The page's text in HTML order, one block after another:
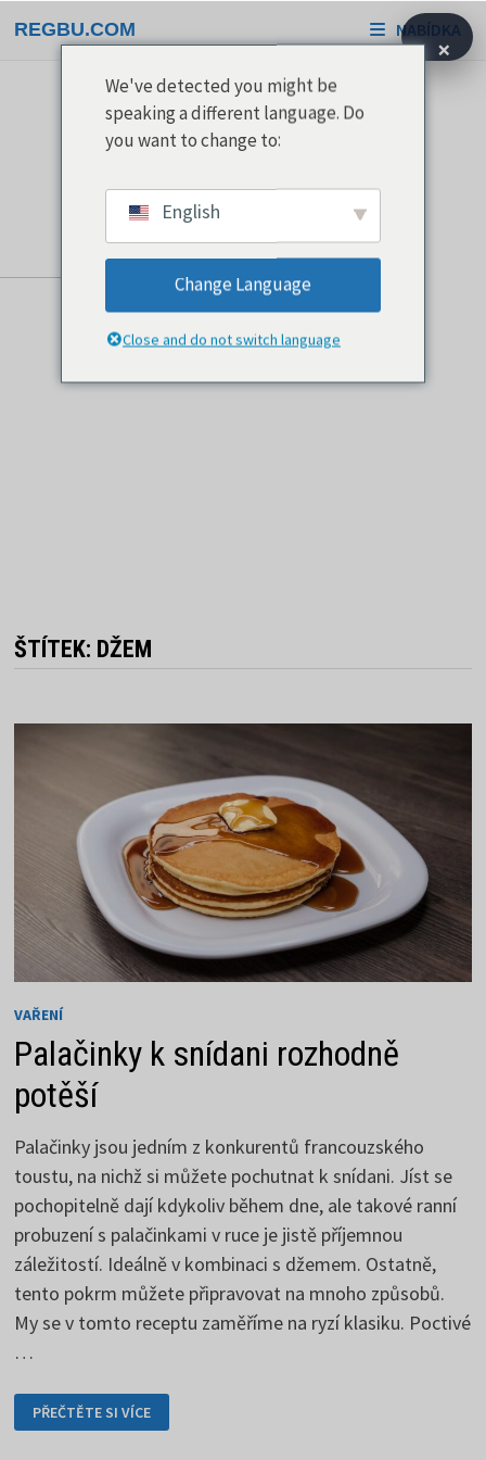
na
REGBU.COM NABÍDKA
ŠTÍTEK: DŽEM
VAŘENÍ
Palačinky k snídani rozhodně
potěší
Palačinky jsou jedním z konkurentů francouzského
toustu, na nichž si můžete pochutnat k snídani. Jíst se
pochopitelně dají kdykoliv během dne, ale takové ranní
probuzení s palačinkami v ruce je jistě příjemnou
záležitostí. Ideálně v kombinaci s džemem. Ostatně,
tento pokrm můžete připravovat na mnoho způsobů.
My se v tomto receptu zaměříme na ryzí klasiku. Poctivé
…
PALAČINKY
K
SNÍDANI
PŘEČTĚTE SI VÍCE
×
We've detected you might be
speaking a different language. Do
you want to change to:
English
Change Language
Close and do not switch language